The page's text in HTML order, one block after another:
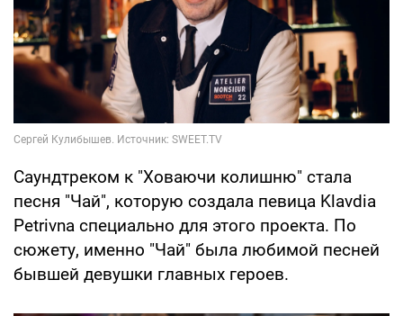
Саундтреком к "Ховаючи колишню" стала
песня "Чай", которую создала певица Klavdia
Petrivna специально для этого проекта. По
сюжету, именно "Чай" была любимой песней
бывшей девушки главных героев.